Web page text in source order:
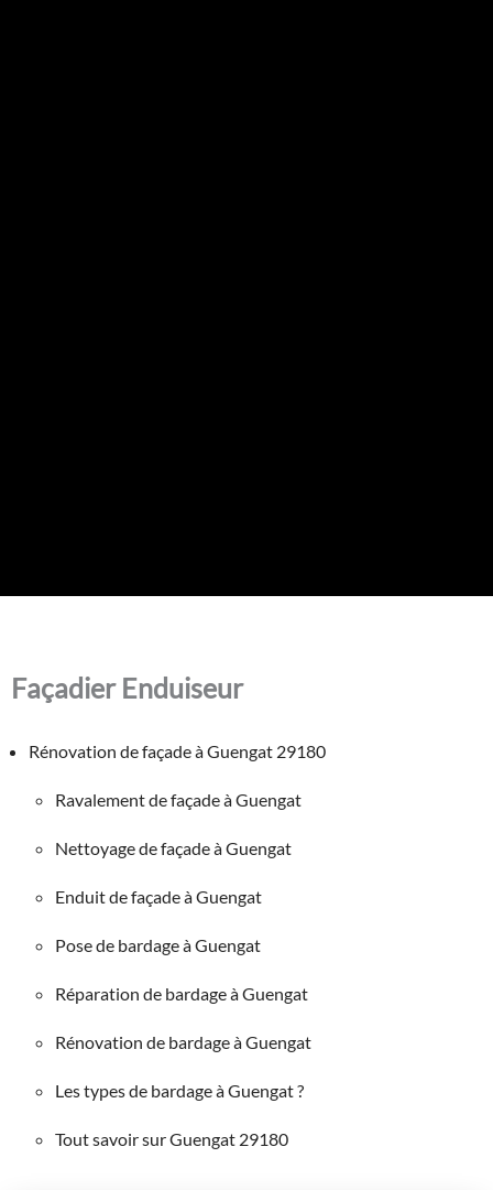
Façadier Enduiseur
Rénovation de façade à Guengat 29180
Ravalement de façade à Guengat
Nettoyage de façade à Guengat
Enduit de façade à Guengat
Pose de bardage à Guengat
Réparation de bardage à Guengat
Rénovation de bardage à Guengat
Les types de bardage à Guengat ?
Tout savoir sur Guengat 29180